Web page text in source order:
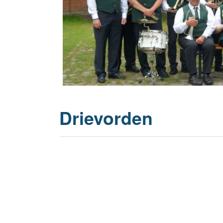
20
Drievorden